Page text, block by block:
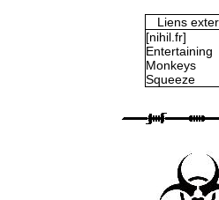
Liens
[nihil.fr]
Entertaining
Monkeys
Squeeze